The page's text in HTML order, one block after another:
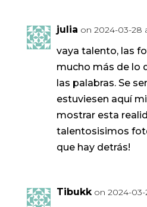
julia on 2024-03-28
vaya talento, las
mucho más de lo
las palabras. Se
estuviesen aquí
mostrar esta
talentosisimos
que hay detrás!
Tibukk on 2024-03-